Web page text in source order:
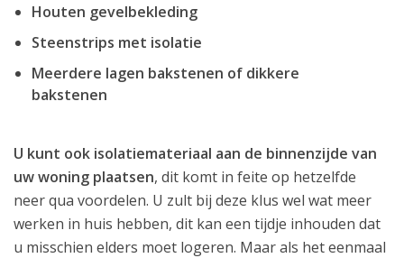
Houten gevelbekleding
Steenstrips met isolatie
Meerdere lagen bakstenen of dikkere
bakstenen
U kunt ook isolatiemateriaal aan de binnenzijde van
uw woning plaatsen, dit komt in feite op hetzelfde
neer qua voordelen. U zult bij deze klus wel wat meer
werken in huis hebben, dit kan een tijdje inhouden dat
u misschien elders moet logeren. Maar als het eenmaal